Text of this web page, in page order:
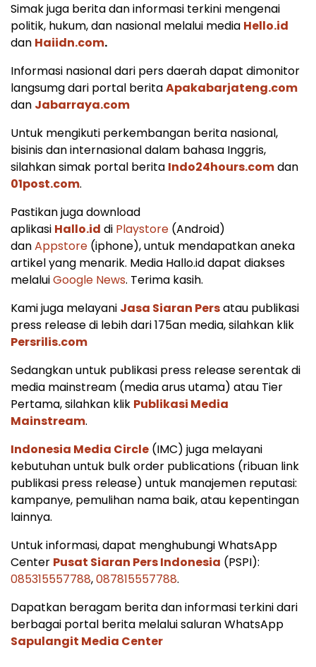
Simak juga berita dan informasi terkini mengenai
politik, hukum, dan nasional melalui media Hello.id
dan Haiidn.com.
Informasi nasional dari pers daerah dapat dimonitor
langsumg dari portal beritaApakabarjateng.com
dan Jabarraya.com
Untuk mengikuti perkembangan berita nasional,
bisinis dan internasional dalam bahasa Inggris,
silahkan simak portal berita Indo24hours.comdan
01post.com.
Pastikan juga download
aplikasi Hallo.id di Playstore (Android)
danAppstore (iphone), untuk mendapatkan aneka
artikel yang menarik. Media Hallo.id dapat diakses
melaluiGoogle News. Terima kasih.
Kami juga melayani Jasa Siaran Persatau publikasi
press release di lebih dari 175an media, silahkan klik
Persrilis.com
Sedangkan untuk publikasi press release serentak di
media mainstream (media arus utama) atau Tier
Pertama, silahkan klik Publikasi Media
Mainstream.
Indonesia Media Circle (IMC) juga melayani
kebutuhan untuk bulk order publications (ribuan link
publikasi press release) untuk manajemen reputasi:
kampanye, pemulihan nama baik, atau kepentingan
lainnya.
Untuk informasi, dapat menghubungi WhatsApp
Center Pusat Siaran Pers Indonesia (PSPI):
085315557788,087815557788.
Dapatkan beragam berita dan informasi terkini dari
berbagai portal berita melalui saluran WhatsApp
Sapulangit Media Center